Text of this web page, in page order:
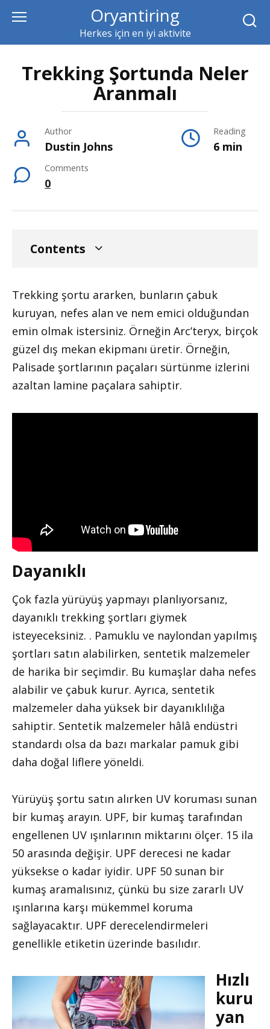
content
Oryantiring
Herkes için en iyi aktivite
Trekking Şortunda Neler
Aranmalı
Author
Dustin Johns
Reading
6 min
Comments
0
Contents
Trekking şortu ararken, bunların çabuk
kuruyan, nefes alan ve nem emici olduğundan
emin olmak istersiniz. Örneğin Arc’teryx, birçok
güzel dış mekan ekipmanı üretir. Örneğin,
Palisade şortlarının paçaları sürtünme izlerini
azaltan lamine paçalara sahiptir.
Dayanıklı
Çok fazla yürüyüş yapmayı planlıyorsanız,
dayanıklı trekking şortları giymek
isteyeceksiniz. . Pamuklu ve naylondan yapılmış
şortları satın alabilirken, sentetik malzemeler
de harika bir seçimdir. Bu kumaşlar daha nefes
alabilir ve çabuk kurur. Ayrıca, sentetik
malzemeler daha yüksek bir dayanıklılığa
sahiptir. Sentetik malzemeler hâlâ endüstri
standardı olsa da bazı markalar pamuk gibi
daha doğal liflere yöneldi.
Yürüyüş şortu satın alırken UV koruması sunan
bir kumaş arayın. UPF, bir kumaş tarafından
engellenen UV ışınlarının miktarını ölçer. 15 ila
50 arasında değişir. UPF derecesi ne kadar
yüksekse o kadar iyidir. UPF 50 sunan bir
kumaş aramalısınız, çünkü bu size zararlı UV
ışınlarına karşı mükemmel koruma
sağlayacaktır. UPF derecelendirmeleri
genellikle etiketin üzerinde basılıdır.
Hızlı
kuru
yan